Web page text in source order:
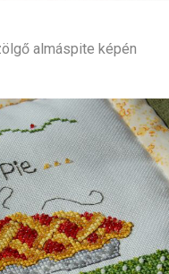
almáspite képén